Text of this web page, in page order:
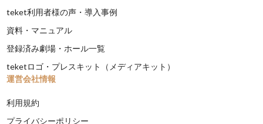
teket利用者様の声・導入事例
資料・マニュアル
登録済み劇場・ホール一覧
teketロゴ・プレスキット（メディアキット）
運営会社情報
利用規約
プライバシーポリシー